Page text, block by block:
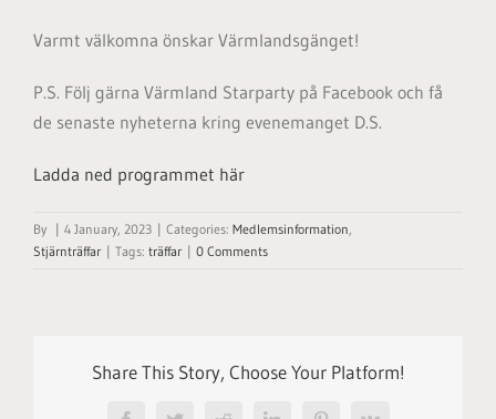
Varmt välkomna önskar Värmlandsgänget!
P.S. Följ gärna Värmland Starparty på Facebook och få
de senaste nyheterna kring evenemanget D.S.
Ladda ned programmet här
By | 4 January, 2023 | Categories: Medlemsinformation
Stjärnträffar | Tags: träffar | 0 Comments
Share This Story, Choose Your Platform!